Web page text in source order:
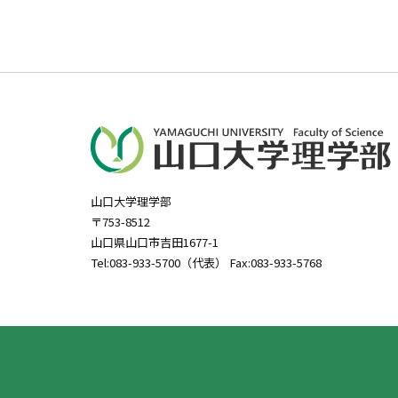
山口大学理学部
〒753-8512
山口県山口市吉田1677-1
Tel:083-933-5700（代表） Fax:083-933-5768